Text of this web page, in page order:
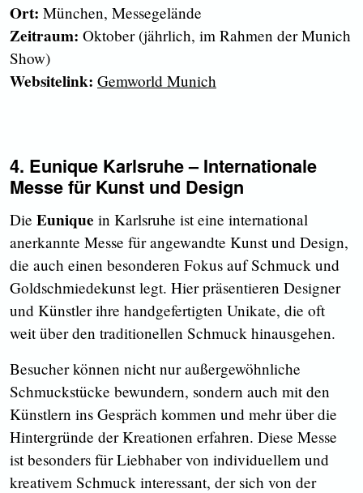
Ort: München, Messegelände
Zeitraum: Oktober (jährlich, im Rahmen der Munich
Show)
Websitelink: Gemworld Munich
4. Eunique Karlsruhe – Internationale
Messe für Kunst und Design
Die Eunique in Karlsruhe ist eine international
anerkannte Messe für angewandte Kunst und Design,
die auch einen besonderen Fokus auf Schmuck und
Goldschmiedekunst legt. Hier präsentieren Designer
und Künstler ihre handgefertigten Unikate, die oft
weit über den traditionellen Schmuck hinausgehen.
Besucher können nicht nur außergewöhnliche
Schmuckstücke bewundern, sondern auch mit den
Künstlern ins Gespräch kommen und mehr über die
Hintergründe der Kreationen erfahren. Diese Messe
ist besonders für Liebhaber von individuellem und
kreativem Schmuck interessant, der sich von der